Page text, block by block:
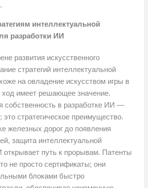
интеллектуальной
разработки ИИ
развития искусственного
стратегий интеллектуальной
на овладение искусством игры в
имеет решающее значение.
собственность в разработке ИИ —
это стратегическое преимущество.
железных дорог до появления
защита интеллектуальной
открывает путь к прорывам. Патенты
не просто сертификаты; они
блоками быстро